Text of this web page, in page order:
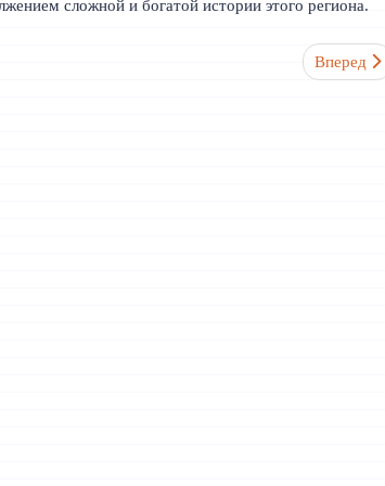
сложной и богатой истории этого региона.
Вперед